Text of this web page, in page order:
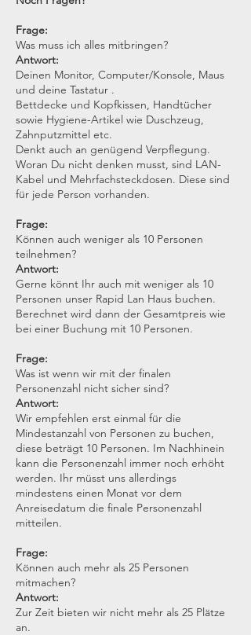
Frage:
Was muss ich alles mitbringen?
Antwort:
Deinen Monitor, Computer/Konsole, Maus
und deine Tastatur .
Bettdecke und Kopfkissen, Handtücher
sowie Hygiene-Artikel wie Duschzeug,
Zahnputzmittel etc.
Denkt auch an genügend Verpflegung.
Woran Du nicht denken musst, sind LAN-
Kabel und Mehrfachsteckdosen. Diese sind
für jede Person vorhanden.
Frage:
Können auch weniger als 10 Personen
teilnehmen?
Antwort:
Gerne könnt Ihr auch mit weniger als 10
Personen unser Rapid Lan Haus buchen.
Berechnet wird dann der Gesamtpreis wie
bei einer Buchung mit 10 Personen.
Frage:
Was ist wenn wir mit der finalen
Personenzahl nicht sicher sind?
Antwort:
Wir empfehlen erst einmal für die
Mindestanzahl von Personen zu buchen,
diese beträgt 10 Personen. Im Nachhinein
kann die Personenzahl immer noch erhöht
werden. Ihr müsst uns allerdings
mindestens einen Monat vor dem
Anreisedatum die finale Personenzahl
mitteilen.
Frage:
Können auch mehr als 25 Personen
mitmachen?
Antwort:
Zur Zeit bieten wir nicht mehr als 25 Plätze
an.